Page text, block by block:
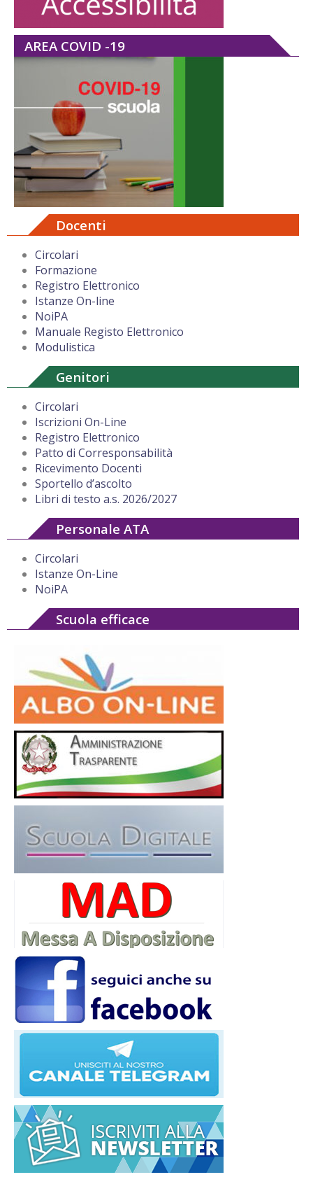
AREA COVID -19
Docenti
Circolari
Formazione
Registro Elettronico
Istanze On-line
NoiPA
Manuale Registo Elettronico
Modulistica
Genitori
Circolari
Iscrizioni On-Line
Registro Elettronico
Patto di Corresponsabilità
Ricevimento Docenti
Sportello d’ascolto
Libri di testo a.s. 2026/2027
Personale ATA
Circolari
Istanze On-Line
NoiPA
Scuola efficace